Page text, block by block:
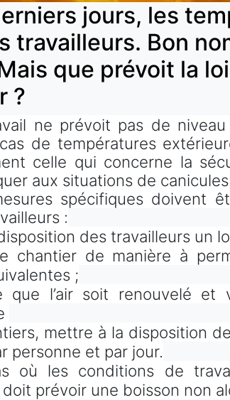
jours, les
travailleurs. Bon
que prévoit la
?
ne prévoit pas de
de températures
celle qui concerne la
aux situations de
spécifiques doivent
:
des travailleurs un
chantier de manière à
;
que l’air soit renouvelé et
mettre à la disposition
personne et par jour.
où les conditions de
prévoir une boisson non